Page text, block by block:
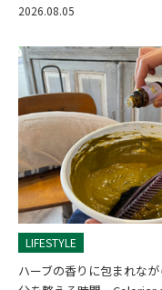
2026.08.05
LIFESTYLE
ハーブの香りに包まれなが